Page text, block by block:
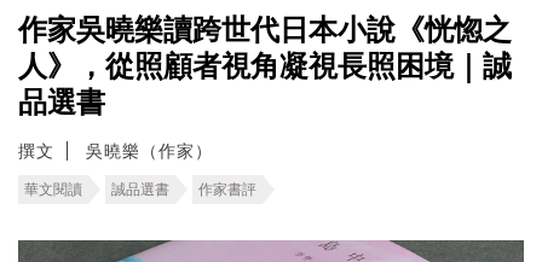
作家吳曉樂讀跨世代日本小說《恍惚之
人》，從照顧者視角凝視長照困境｜誠
品選書
撰文 吳曉樂（作家）
華文閱讀 誠品選書 作家書評